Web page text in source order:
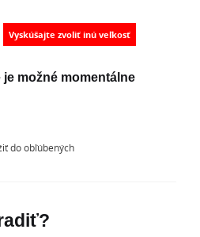
možné momentálne
do obľúbených